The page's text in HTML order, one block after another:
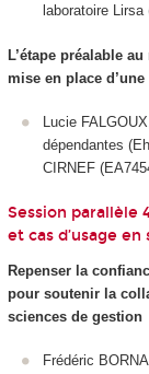
laboratoire
L’étape préalable
mise en place
Lucie
dépendantes
CIRNEF
Session parallèle
et cas d’usage
Repenser la
pour soutenir la
sciences de gestion
Frédéric